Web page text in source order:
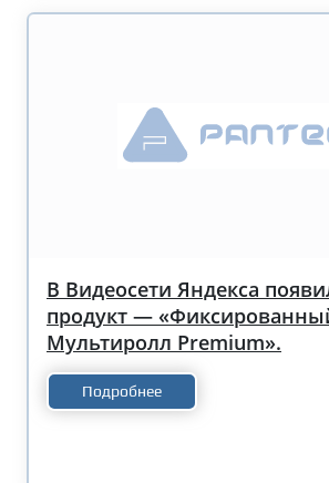
В Видеосети Яндекса
продукт —
Мультиролл Premium».
Подробнее